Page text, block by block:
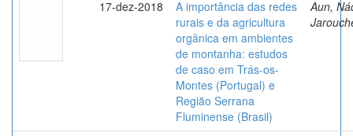
17-dez-2018
A importância das redes
rurais e da agricultura
orgânica em ambientes
de montanha: estudos
de caso em Trás-os-
Montes (Portugal) e
Região Serrana
Fluminense (Brasil)
Aun,